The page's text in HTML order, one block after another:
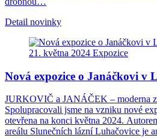
Detail novinky
21. května 2024 Expozice
Nová expozice o Janáčkovi v
JURKOVIČ a JANÁČEK – moderna
Spolupracovali jsme na vzniku nové
otevřena na konci května 2024.
areálu Slunečních lázní Luhačovice je